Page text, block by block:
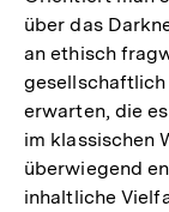
über das
an ethisch
erwarten, die
im klassischen
überwiegend
inhaltliche